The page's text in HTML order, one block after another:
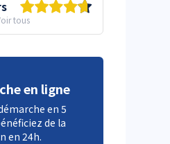
tous
en ligne
en 5
de la
en 24h.